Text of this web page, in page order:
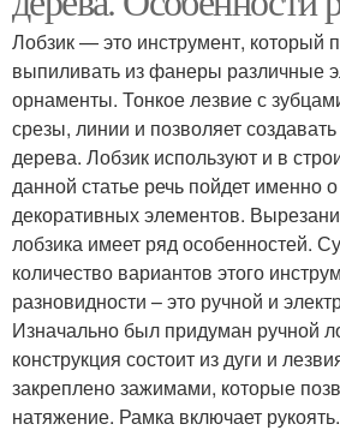
Лобзик — это инструмент, который
выпиливать из фанеры различные
орнаменты. Тонкое лезвие с
срезы, линии и позволяет
дерева. Лобзик используют и в
данной статье речь пойдет именно
декоративных элементов.
лобзика имеет ряд особенностей.
количество вариантов этого
разновидности – это ручной и
Изначально был придуман ручной
конструкция состоит из дуги и
закреплено зажимами, которые
натяжение. Рамка включает рукоять.